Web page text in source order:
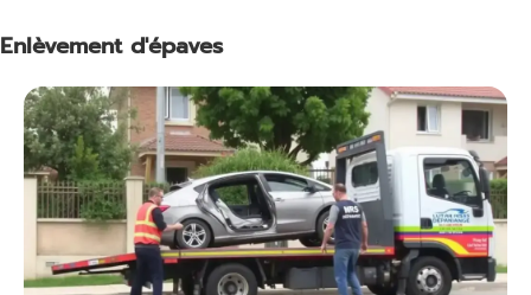
Enlèvement d'épaves